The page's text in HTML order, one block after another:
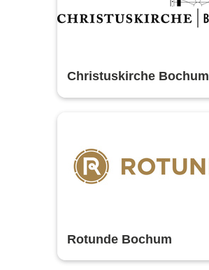
Christuskirche Bochum
Rotunde Bochum